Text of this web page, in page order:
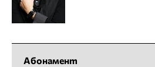
Абонамент